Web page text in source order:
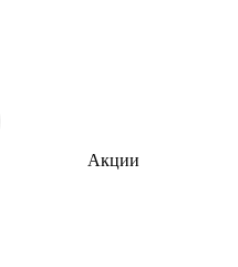
Акции